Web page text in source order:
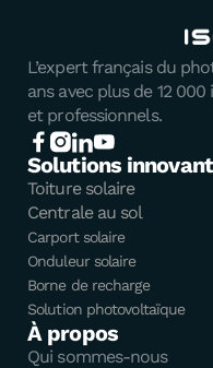
L’expert français du
ans avec plus de 12
et professionnels.
Solutions
Toiture solaire
Centrale au sol
Carport solaire
Onduleur solaire
Borne de recharge
Solution photovoltaïque
À propos
Qui sommes-nous